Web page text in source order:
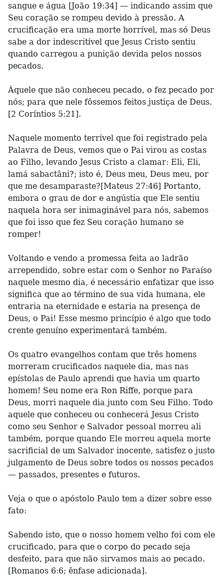
sangue e água [João 19:34] — indicando assim que
Seu coração se rompeu devido à pressão. A
crucificação era uma morte horrível, mas só Deus
sabe a dor indescritível que Jesus Cristo sentiu
quando carregou a punição devida pelos nossos
pecados.
Àquele que não conheceu pecado, o fez pecado por
nós; para que nele fôssemos feitos justiça de Deus.
[2 Coríntios 5:21].
Naquele momento terrível que foi registrado pela
Palavra de Deus, vemos que o Pai virou as costas
ao Filho, levando Jesus Cristo a clamar: Eli, Eli,
lamá sabactâni?; isto é, Deus meu, Deus meu, por
que me desamparaste?[Mateus 27:46] Portanto,
embora o grau de dor e angústia que Ele sentiu
naquela hora ser inimaginável para nós, sabemos
que foi isso que fez Seu coração humano se
romper!
Voltando e vendo a promessa feita ao ladrão
arrependido, sobre estar com o Senhor no Paraíso
naquele mesmo dia, é necessário enfatizar que isso
significa que ao término de sua vida humana, ele
entraria na eternidade e estaria na presença de
Deus, o Pai! Esse mesmo princípio é algo que todo
crente genuíno experimentará também.
Os quatro evangelhos contam que três homens
morreram crucificados naquele dia, mas nas
epístolas de Paulo aprendi que havia um quarto
homem! Seu nome era Ron Riffe, porque para
Deus, morri naquele dia junto com Seu Filho. Todo
aquele que conheceu ou conhecerá Jesus Cristo
como seu Senhor e Salvador pessoal morreu ali
também, porque quando Ele morreu aquela morte
sacrificial de um Salvador inocente, satisfez o justo
julgamento de Deus sobre todos os nossos pecados
— passados, presentes e futuros.
Veja o que o apóstolo Paulo tem a dizer sobre esse
fato:
Sabendo isto, que o nosso homem velho foi com ele
crucificado, para que o corpo do pecado seja
desfeito, para que não sirvamos mais ao pecado.
[Romanos 6:6; ênfase adicionada].